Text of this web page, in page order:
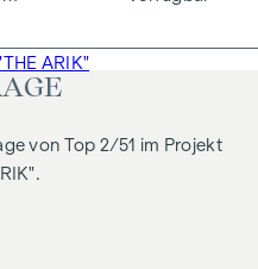
ARIK"
von Top 2/51 im Projekt